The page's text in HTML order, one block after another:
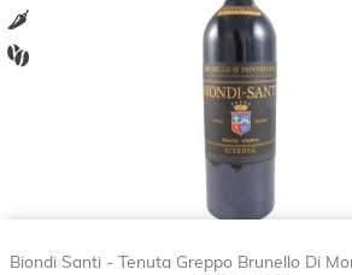
Biondi Santi - Tenuta Greppo Brunello Di